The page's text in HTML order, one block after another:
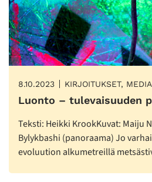
8.10.2023 KIRJOITUKSET,
Luonto – tulevaisuuden
Teksti: Heikki KrookKuvat: Maiju
Bylykbashi (panoraama) Jo
evoluution alkumetreillä